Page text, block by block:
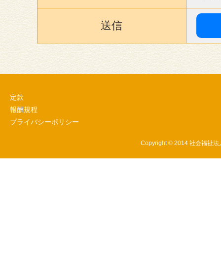
送信
定款
報酬規程
プライバシーポリシー
Copyright © 2014 社会福祉